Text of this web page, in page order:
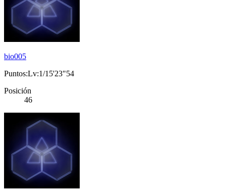
bio005
Puntos:Lv:1/15'23"54
Posición
46